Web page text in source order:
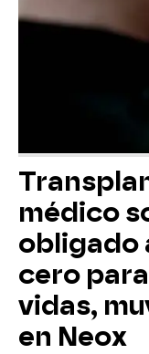
médico
obligado
cero
vidas,
en Neox